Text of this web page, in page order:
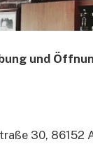
und
30, 86152